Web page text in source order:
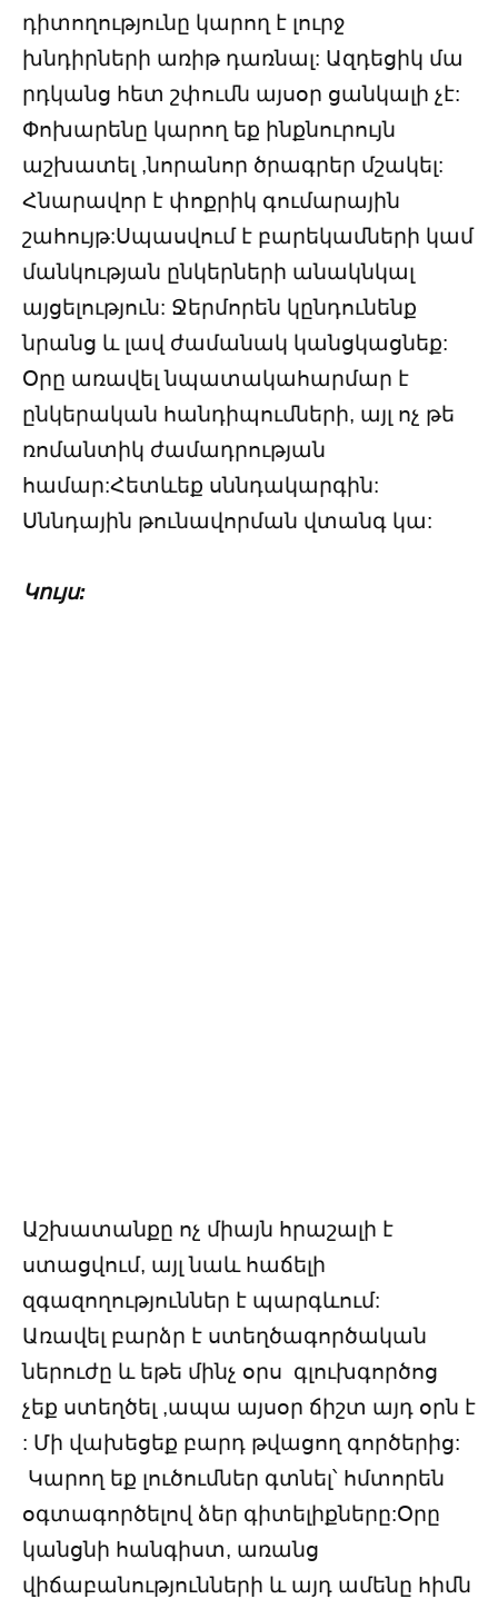
դիտողությունը կարող է լուրջ
խնդիրների առիթ դառնալ: Ազդեցիկ մա
րդկանց հետ շփումն այսօր ցանկալի չէ:
Փոխարենը կարող եք ինքնուրույն
աշխատել ,նորանոր ծրագրեր մշակել:
Հնարավոր է փոքրիկ գումարային
շահույթ:Սպասվում է բարեկամների կամ
մանկության ընկերների անակնկալ
այցելություն: Ջերմորեն կընդունենք
նրանց և լավ ժամանակ կանցկացնեք:
Օրը առավել նպատակահարմար է
ընկերական հանդիպումների, այլ ոչ թե
ռոմանտիկ ժամադրության
համար:Հետևեք սննդակարգին:
Սննդային թունավորման վտանգ կա:
Կույս:
Աշխատանքը ոչ միայն հրաշալի է
ստացվում, այլ նաև հաճելի
զգազողություններ է պարգևում:
Առավել բարձր է ստեղծագործական
ներուժը և եթե մինչ օրս գլուխգործոց
չեք ստեղծել ,ապա այսօր ճիշտ այդ օրն է
: Մի վախեցեք բարդ թվացող գործերից:
Կարող եք լուծումներ գտնել՝ հմտորեն
օգտագործելով ձեր գիտելիքները:Օրը
կանցնի հանգիստ, առանց
վիճաբանությունների և այդ ամենը հիմն